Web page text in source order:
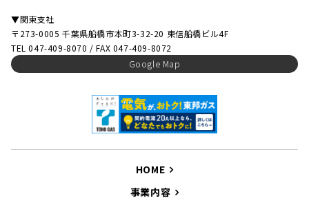
▼関東支社
〒273-0005 千葉県船橋市本町3-32-20 東信船橋ビル4F
TEL 047-409-8070 / FAX 047-409-8072
Google Map
HOME
事業内容